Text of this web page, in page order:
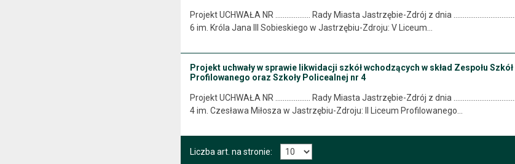
Projekt UCHWAŁA NR ................... Rady Miasta Jastrzębie-Zdrój z dnia
6 im. Króla Jana III Sobieskiego w Jastrzębiu-Zdroju: V Liceum…
Projekt uchwały w sprawie likwidacji szkół wchodzących w skład Zespołu
Profilowanego oraz Szkoły Policealnej nr 4
Projekt UCHWAŁA NR ................... Rady Miasta Jastrzębie-Zdrój z dnia
4 im. Czesława Miłosza w Jastrzębiu-Zdroju: II Liceum Profilowanego…
Liczba art. na stronie: